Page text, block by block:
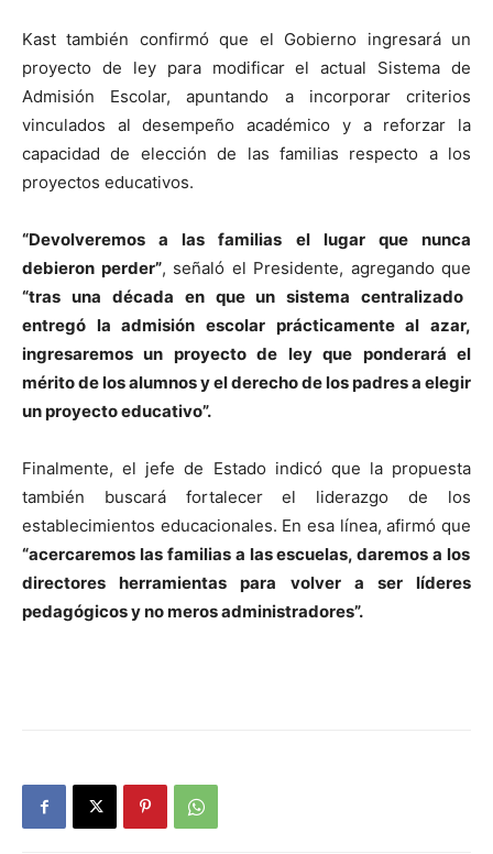
Kast también confirmó que el Gobierno ingresará un
proyecto de ley para modificar el actual Sistema de
Admisión Escolar, apuntando a incorporar criterios
vinculados al desempeño académico y a reforzar la
capacidad de elección de las familias respecto a los
proyectos educativos.
“Devolveremos a las familias el lugar que nunca
debieron perder”, señaló el Presidente, agregando que
“tras una década en que un sistema centralizado
entregó la admisión escolar prácticamente al azar,
ingresaremos un proyecto de ley que ponderará el
mérito de los alumnos y el derecho de los padres a elegir
un proyecto educativo”.
Finalmente, el jefe de Estado indicó que la propuesta
también buscará fortalecer el liderazgo de los
establecimientos educacionales. En esa línea, afirmó que
“acercaremos las familias a las escuelas, daremos a los
directores herramientas para volver a ser líderes
pedagógicos y no meros administradores”.